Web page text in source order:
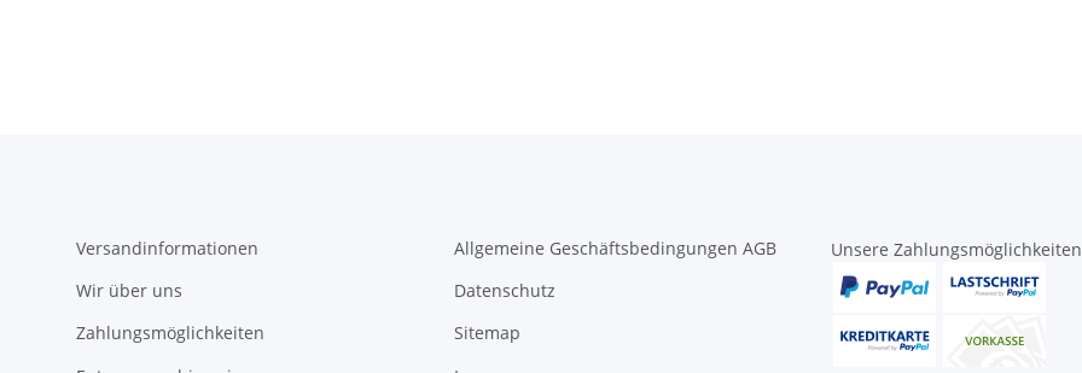
Versandinformationen
Wir über uns
Zahlungsmöglichkeiten
Allgemeine Geschäftsbedingungen AGB
Datenschutz
Sitemap
Unsere